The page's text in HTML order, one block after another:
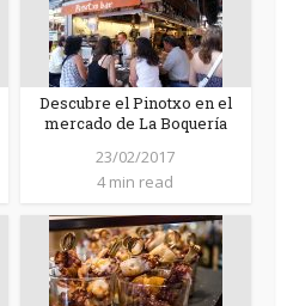
Descubre el Pinotxo en el
mercado de La Boquería
23/02/2017
4 min read